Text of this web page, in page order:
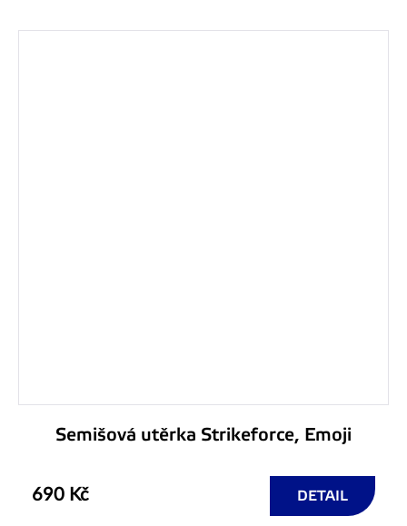
Semišová utěrka Strikeforce, Emoji
690 Kč DETAIL